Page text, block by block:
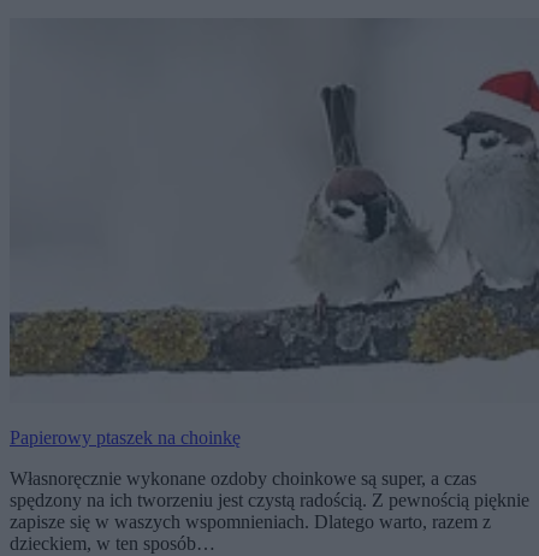
Papierowy ptaszek na choinkę
Własnoręcznie wykonane ozdoby choinkowe są super, a czas
spędzony na ich tworzeniu jest czystą radością. Z pewnością pięknie
zapisze się w waszych wspomnieniach. Dlatego warto, razem z
dzieckiem, w ten sposób…